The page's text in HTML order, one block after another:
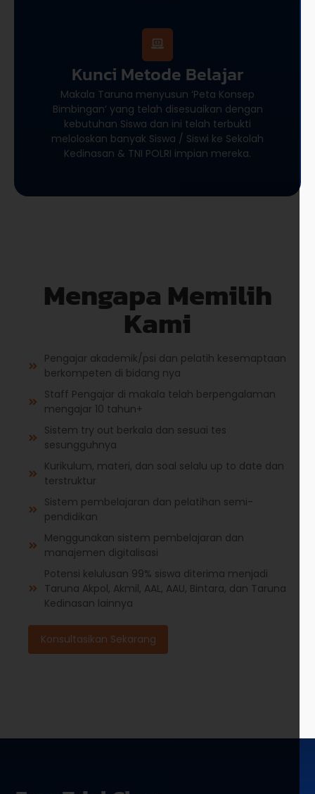
Kunci Metode Belajar
Makala Taruna menyusun ‘Peta Konsep
Bimbingan’ yang telah disesuaikan dengan
kebutuhan Siswa dan ini telah terbukti
meloloskan banyak Siswa / Siswi ke Sekolah
Kedinasan & TNI POLRI impian mereka.
Mengapa Memilih
Kami
Pengajar akademik/psi dan pelatih kesemaptaan
berkompeten di bidang nya
Staff Pengajar di makala telah berpengalaman
mengajar 10 tahun+
Sistem try out berkala dan sesuai tes
sesungguhnya
Kurikulum, materi, dan soal selalu up to date dan
terstruktur
Sistem pembelajaran dan pelatihan semi-
pendidikan
Menggunakan sistem pembelajaran dan
manajemen digitalisasi
Potensi kelulusan 99% siswa diterima menjadi
Taruna Akpol, Akmil, AAL, AAU, Bintara, dan Taruna
Kedinasan lainnya
Konsultasikan Sekarang